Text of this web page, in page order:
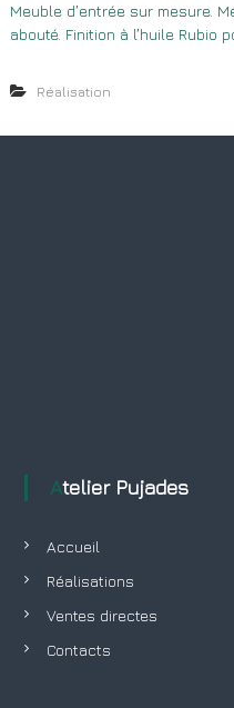
Meuble d’entrée sur mesure.
abouté. Finition à l’huile Rubio
Réalisation
Atelier Pujades
Accueil
Réalisations
Ventes directes
Contacts